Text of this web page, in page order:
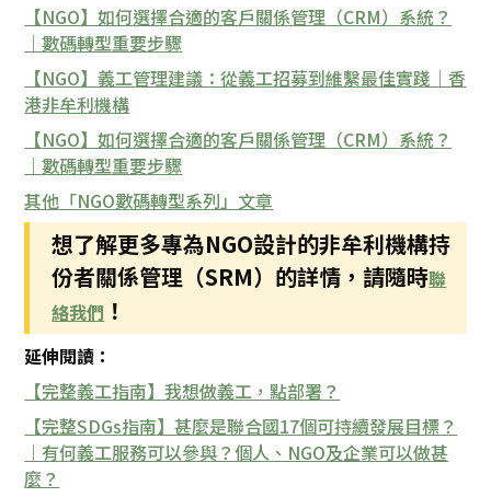
【NGO】如何選擇合適的客戶關係管理（CRM）系統？
｜數碼轉型重要步驟
【NGO】義工管理建議：從義工招募到維繫最佳實踐｜香
港非牟利機構
【NGO】如何選擇合適的客戶關係管理（CRM）系統？
｜數碼轉型重要步驟
其他「NGO數碼轉型系列」文章
想了解更多專為NGO設計的非牟利機構持
份者關係管理（SRM）的詳情，請隨時聯
絡我們 ！
延伸閱讀：
【完整義工指南】我想做義工，點部署？
【完整SDGs指南】甚麼是聯合國17個可持續發展目標？
｜有何義工服務可以參與？個人、NGO及企業可以做甚
麼？